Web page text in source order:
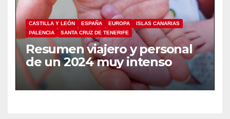
CASTILLA Y LEÓN ESPAÑA EUROPA
ISLAS CANARIAS
PALENCIA
SANTA CRUZ DE TENERIFE
Resumen viajero y personal
de un 2024 muy intenso